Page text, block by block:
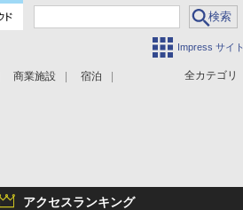
Impress サイト
全カテゴリ
商業施設 宿泊
アクセスランキング